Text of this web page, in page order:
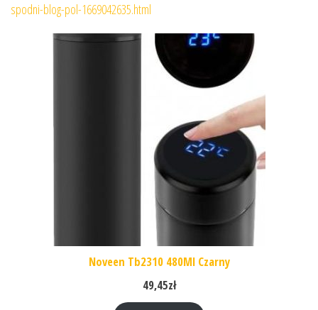
spodni-blog-pol-1669042635.html
Noveen Tb2310 480Ml Czarny
49,45zł